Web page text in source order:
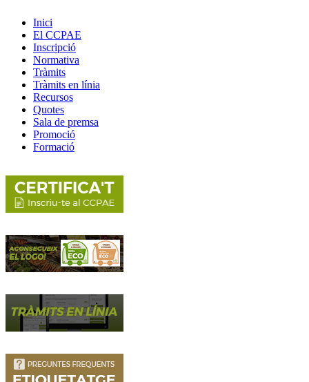
Inici
El CCPAE
Inscripció
Normativa
Tràmits
Tràmits en línia
Recursos
Quotes
Sala de premsa
Promoció
Formació